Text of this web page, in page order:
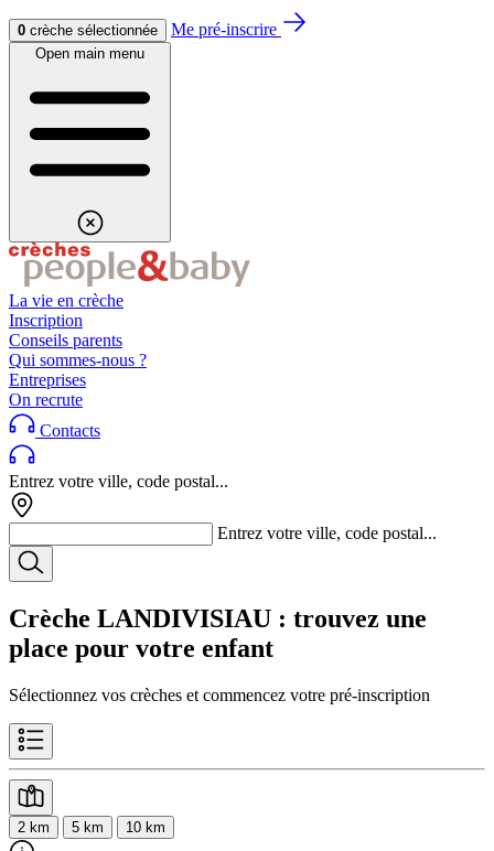
Aller au contenuAller au footer
0 crèche sélectionnée Me pré-inscrire
Open main menu
La vie en crèche
Inscription
Conseils parents
Qui sommes-nous ?
Entreprises
On recrute
Contacts
Entrez votre ville, code postal...
Entrez votre ville, code postal...
Crèche LANDIVISIAU : trouvez une
place pour votre enfant
Sélectionnez vos crèches et commencez votre pré-inscription
2 km 5 km 10 km